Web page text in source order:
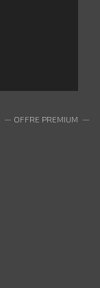
OFFRE PREMIUM